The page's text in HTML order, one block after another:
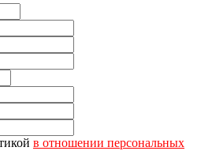
в отношении персональных